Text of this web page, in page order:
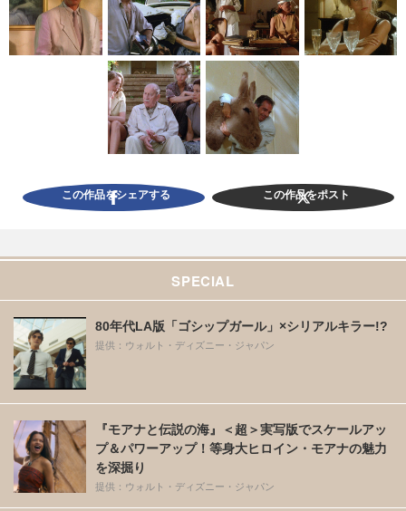
この作品をシェアする この作品をポスト
SPECIAL
80年代LA版「ゴシップガール」×シリアルキラー!?
提供：ウォルト・ディズニー・ジャパン
『モアナと伝説の海』＜超＞実写版でスケールアッ
プ＆パワーアップ！等身大ヒロイン・モアナの魅力
を深掘り
提供：ウォルト・ディズニー・ジャパン